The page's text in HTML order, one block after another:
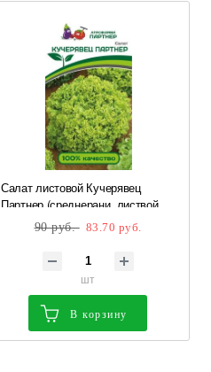
Салат листовой Кучерявец
Партнер (среднерани, листвой,
зелен) 1 гр Партнер
90 руб. 83.70 руб.
шт
В корзину